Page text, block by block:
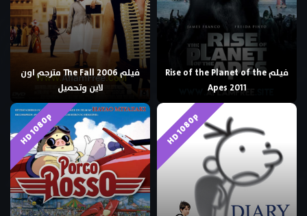
فيلم Rise of the Planet of the
Apes 2011
فيلم The Fall 2006 مترجم اون
لاين وتحميل
HD 1080p
HD 1080p